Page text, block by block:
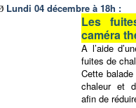
Lundi 04 décembre à 18h :
Les
caméra
A l’aide
fuites de
Cette
chaleur et
afin de